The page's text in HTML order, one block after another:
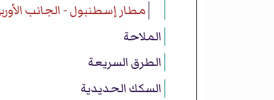
مطار إسطنبول - الجانب
الملاحة
الطرق السريعة
السكك الحديدية